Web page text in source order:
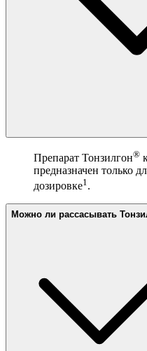
Препарат Тонзилгон®
предназначен только
дозировке1.
Можно ли рассасывать